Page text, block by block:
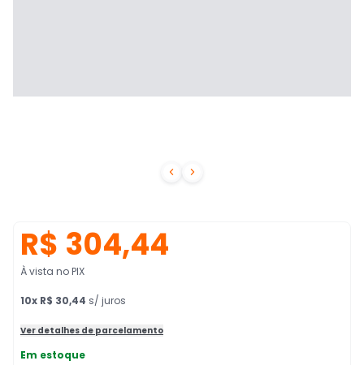
 
R$ 304,44
À vista no PIX
10x R$ 30,44 s/ juros
Ver detalhes de parcelamento
Em estoque